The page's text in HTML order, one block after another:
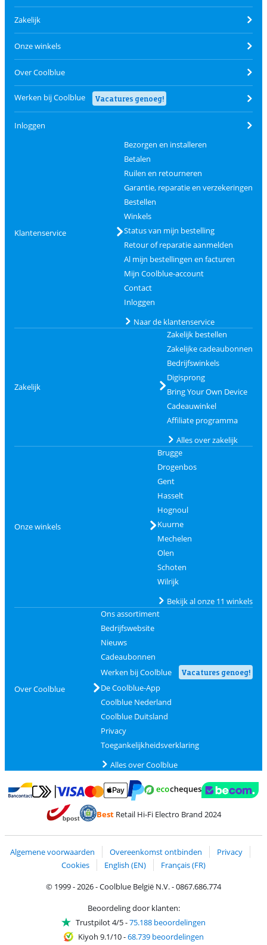
Zakelijk
Onze winkels
Over Coolblue
Werken bij Coolblue Vacatures genoeg!
Inloggen
Klantenservice
Bezorgen en installeren
Betalen
Ruilen en retourneren
Garantie, reparatie en verzekeringen
Bestellen
Winkels
Status van mijn bestelling
Retour of reparatie aanmelden
Al mijn bestellingen en facturen
Mijn Coolblue-account
Contact
Inloggen
Naar de klantenservice
Zakelijk
Zakelijk bestellen
Zakelijke cadeaubonnen
Bedrijfswinkels
Digisprong
Bring Your Own Device
Cadeauwinkel
Affiliate programma
Alles over zakelijk
Onze winkels
Brugge
Drogenbos
Gent
Hasselt
Hognoul
Kuurne
Mechelen
Olen
Schoten
Wilrijk
Bekijk al onze 11 winkels
Over Coolblue
Ons assortiment
Bedrijfswebsite
Nieuws
Cadeaubonnen
Werken bij Coolblue
Vacatures genoeg!
De Coolblue-App
Coolblue Nederland
Coolblue Duitsland
Privacy
Toegankelijkheidsverklaring
Alles over Coolblue
Betalen met Bancontact
Betalen met MasterCard en Visa via ClickToPay
BestRetail Hi-Fi Electro Brand 2024
Algemene voorwaarden Overeenkomst ontbinden
Privacy
Cookies
English (EN)
Français (FR)
© 1999 - 2026 - Coolblue België N.V. - 0867.686.774
Beoordeling door klanten:
Trustpilot 4/5-75.188 beoordelingen
Kiyoh 9.1/10-68.739 beoordelingen